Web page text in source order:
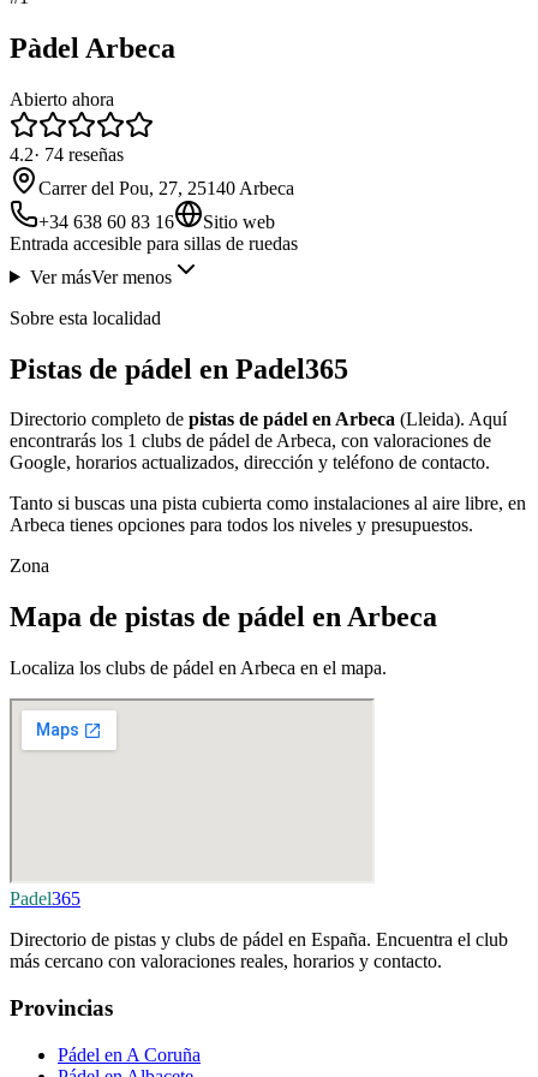
Pàdel Arbeca
Abierto ahora
4.2· 74 reseñas
Carrer del Pou, 27, 25140 Arbeca
+34 638 60 83 16
Sitio web
Entrada accesible para sillas de ruedas
Ver másVer menos
Sobre esta localidad
Pistas de pádel en Padel365
Directorio completo de pistas de pádel en Arbeca (Lleida). Aquí
encontrarás los 1 clubs de pádel de Arbeca, con valoraciones de
Google, horarios actualizados, dirección y teléfono de contacto.
Tanto si buscas una pista cubierta como instalaciones al aire libre, en
Arbeca tienes opciones para todos los niveles y presupuestos.
Zona
Mapa de pistas de pádel en Arbeca
Localiza los clubs de pádel en Arbeca en el mapa.
Padel365
Directorio de pistas y clubs de pádel en España. Encuentra el club
más cercano con valoraciones reales, horarios y contacto.
Provincias
Pádel en A Coruña